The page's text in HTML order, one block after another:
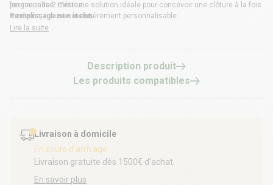
personnalisé. C’est une solution idéale pour concevoir une clôture à la fois
moderne, robuste et entièrement personnalisable.
longueur de 2 mètres.
Remplissage non inclus.
Lire la suite
Description produit
Les produits compatibles
Livraison à domicile
En cours d'arrivage
Livraison gratuite dès 1500€ d’achat.
En savoir plus